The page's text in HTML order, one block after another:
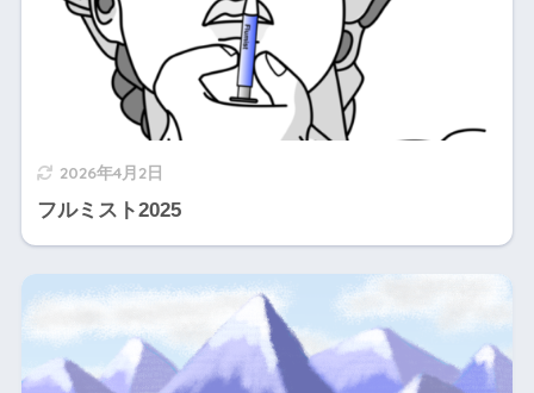
2026年4月2日
フルミスト2025